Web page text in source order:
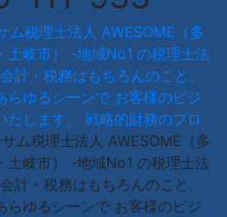
ム税理士法人 AWESOME（多
土岐市） -地域No1 の税理士法
計・税務はもちろんのこと、
らゆるシーンで お客様のビジ
たします。 戦略的財務のプロ
ム税理士法人 AWESOME（多
土岐市） -地域No1 の税理士法
計・税務はもちろんのこと、
らゆるシーンで お客様のビジ